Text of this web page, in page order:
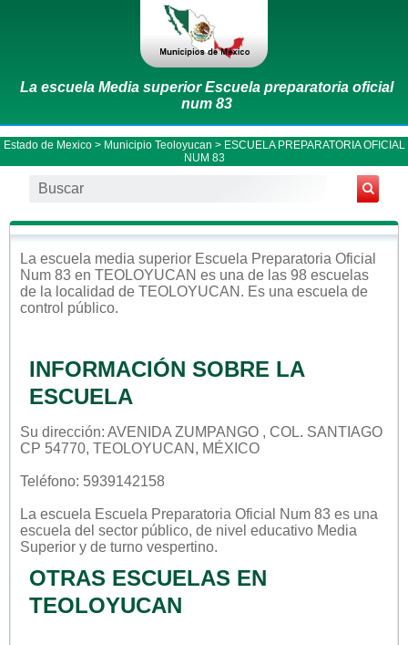
La escuela Media superior Escuela preparatoria oficial
num 83
Estado de Mexico> Municipio Teoloyucan > ESCUELA PREPARATORIA OFICIAL
NUM 83
La escuela media superior Escuela Preparatoria Oficial
Num 83 en TEOLOYUCAN es una de las 98 escuelas
de la localidad de TEOLOYUCAN . Es una escuela de
control público.
INFORMACIÓN SOBRE LA
ESCUELA
Su dirección: AVENIDA ZUMPANGO , COL. SANTIAGO
CP 54770, TEOLOYUCAN, MÉXICO
Teléfono: 5939142158
La escuela Escuela Preparatoria Oficial Num 83 es una
escuela del sector público, de nivel educativo Media
Superior y de turno vespertino.
OTRAS ESCUELAS EN
TEOLOYUCAN